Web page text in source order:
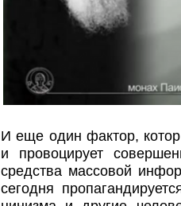
И еще один фактор,
и провоцирует
средства массовой
сегодня